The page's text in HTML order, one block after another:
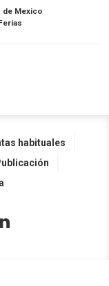
de Mexico
habituales